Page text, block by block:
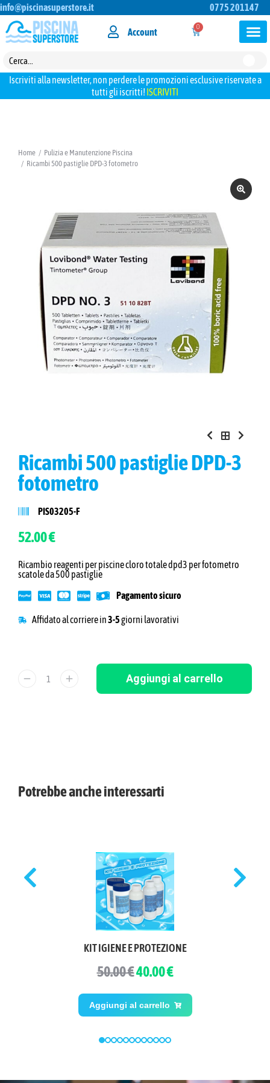
info@piscinasuperstore.it 0775 201147
Account 0
Iscriviti alla newsletter, non perdere le promozioni esclusive riservate a
tutti gli iscritti! ISCRIVITI
Tu sei qui:
Home
Pulizia e Manutenzione Piscina
Ricambi 500 pastiglie DPD-3 fotometro
Ricambi 500 pastiglie DPD-3
fotometro
PIS03205-F
52.00 €
Ricambio reagenti per piscine cloro totale dpd3 per fotometro
scatole da 500 pastiglie
Pagamento sicuro
Affidato al corriere in3-5giorni lavorativi
Aggiungi al carrello
Potrebbe anche interessarti
KIT IGIENE E PROTEZIONE
50.00 €40.00 €
Aggiungi al carrello